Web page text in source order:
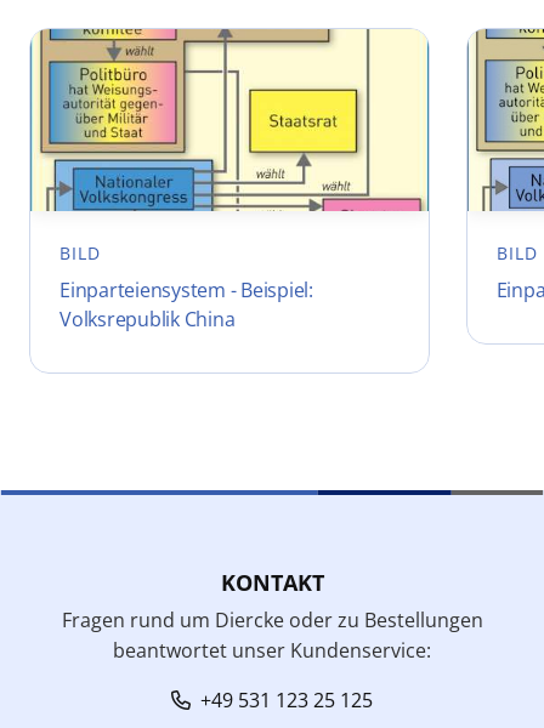
BILD
Einparteiensystem - Beispiel:
Volksrepublik China
BILD
KONTAKT
Fragen rund um Diercke oder zu Bestellungen
beantwortet unser Kundenservice:
+49 531 123 25 125